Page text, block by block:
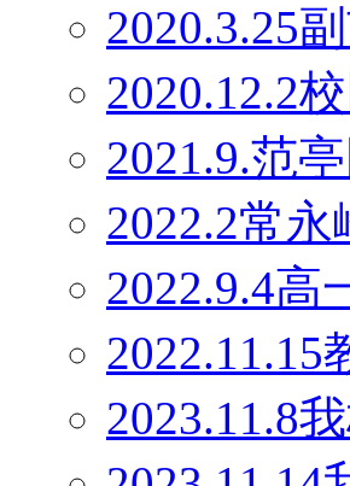
2020.3.25
2020.12.2
2021.9.范
2022.2常
2022.9.4高
2022.11.15
2023.11.8